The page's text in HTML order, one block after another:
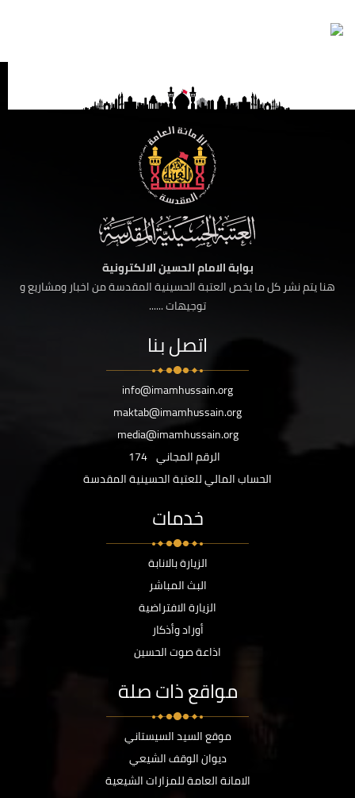
بوابة الامام الحسين الالكترونية
هنا يتم نشر كل ما يخص العتبة الحسينية المقدسة من اخبار ومشاريع و
توجيهات ......
اتصل بنا
info@imamhussain.org
maktab@imamhussain.org
media@imamhussain.org
الرقم المجاني 174
الحساب المالي للعتبة الحسينية المقدسة
خدمات
الزيارة بالانابة
البث المباشر
الزيارة الافتراضية
أوراد وأذكار
اذاعة صوت الحسين
مواقع ذات صلة
موقع السيد السيستاني
ديوان الوقف الشيعي
الامانة العامة للمزارات الشيعية